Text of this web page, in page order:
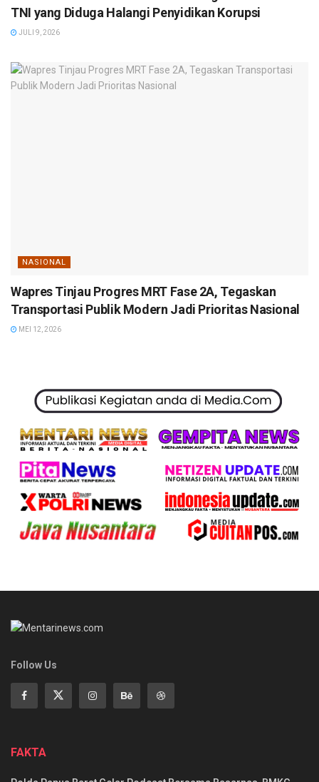
TNI yang Diduga Halangi Penyidikan Korupsi
JULI 9, 2026
NASIONAL
Wapres Tinjau Progres MRT Fase 2A, Tegaskan
Transportasi Publik Modern Jadi Prioritas Nasional
MEI 12, 2026
Follow Us
FAKTA